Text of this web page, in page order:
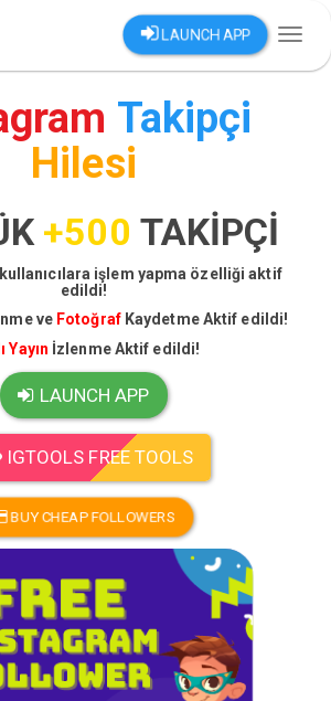
LAUNCH APP
Takipçi
Hilesi
+500 TAKİPÇİ
işlem yapma özelliği aktif
edildi!
ve Fotoğraf Kaydetme Aktif edildi!
Yayın İzlenme Aktif edildi!
LAUNCH APP
IGTOOLS FREE TOOLS
BUY CHEAP FOLLOWERS